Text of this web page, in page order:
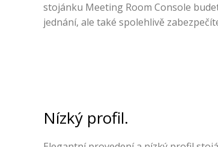
stojánku Meeting Room Console
jednání, ale také spolehlivě
Nízký profil.